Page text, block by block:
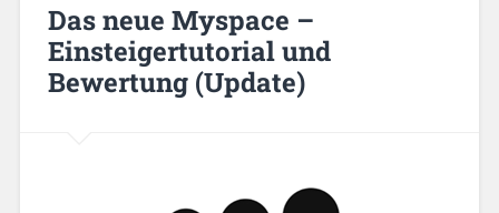
Das neue Myspace –
Einsteigertutorial und
Bewertung (Update)